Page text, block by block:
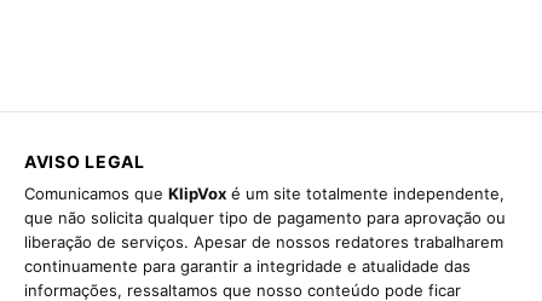
AVISO LEGAL
Comunicamos que KlipVox é um site totalmente independente,
que não solicita qualquer tipo de pagamento para aprovação ou
liberação de serviços. Apesar de nossos redatores trabalharem
continuamente para garantir a integridade e atualidade das
informações, ressaltamos que nosso conteúdo pode ficar